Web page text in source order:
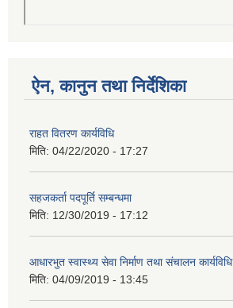
ऐन, कानुन तथा निर्देशिका
राहत वितरण कार्यविधि
मिति: 04/22/2020 - 17:27
सहजकर्ता पदपूर्ति सम्बन्धमा
मिति: 12/30/2019 - 17:12
आधारभुत स्वास्थ्य सेवा निर्माण तथा संचालन कार्यविधि
मिति: 04/09/2019 - 13:45